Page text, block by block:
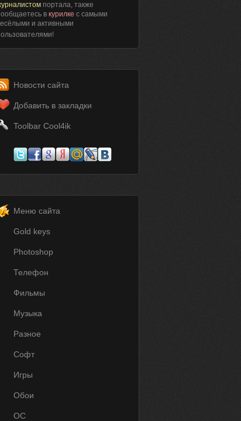
портала, также
в курилке с самыми
и активными
Новости сайта
Добавить в закладки
Toolbar Cool4ik
Меню сайта
Gold keys
Photoshop
Телефон
Фильмы
Музыка
Разное
Софт
Игры
Обои
ОС